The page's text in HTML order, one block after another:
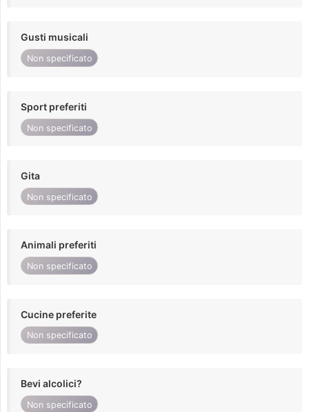
Gusti musicali
Non specificato
Sport preferiti
Non specificato
Gita
Non specificato
Animali preferiti
Non specificato
Cucine preferite
Non specificato
Bevi alcolici?
Non specificato